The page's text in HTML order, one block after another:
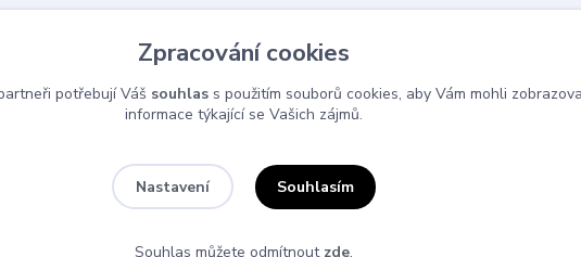
Zpracování cookies
potřebují Váš souhlass použitím souborů cookies, aby Vám mohli
informace týkající se Vašich zájmů.
Nastavení Souhlasím
Souhlas můžete odmítnout zde.